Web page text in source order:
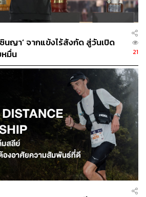
ABOUT THE AUTHOR
ชิต ไกรวิจิตร
Creator ประจำกองบรรณาธิการข่าว
า สำนักข่าว THE STANDARD ผู้มีงาน
ดิเรกคือการสัมภาษณ์ BNK48
นญา’ จากแข้งไร้สังกัด สู่วันเปิด
มื่น
21